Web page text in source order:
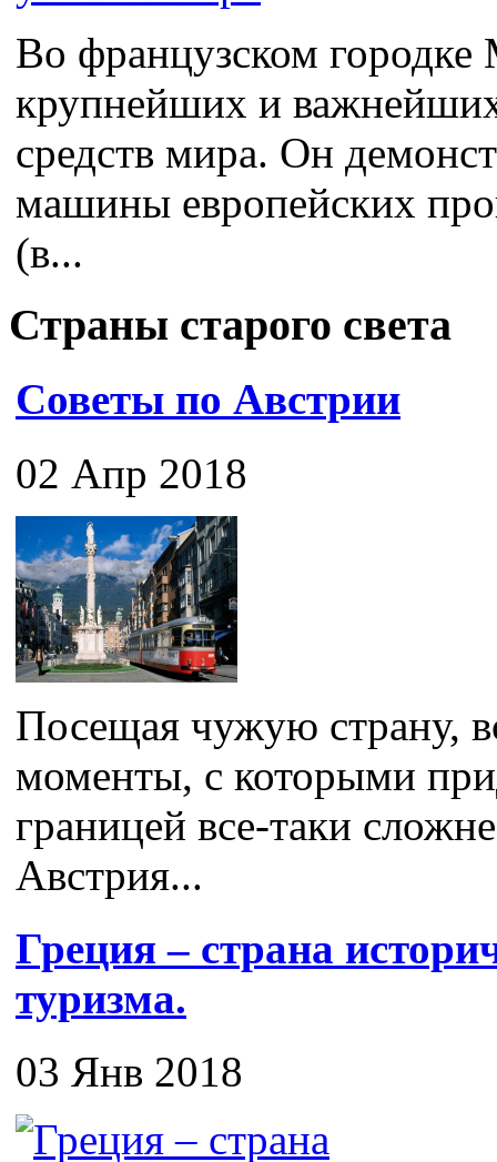
Во французском
крупнейших и
средств мира. Он
машины европейских
(в...
Страны старого света
Советы по Австрии
02 Апр 2018
Посещая чужую страну,
моменты, с которыми
границей все-таки
Австрия...
Греция – страна
туризма.
03 Янв 2018